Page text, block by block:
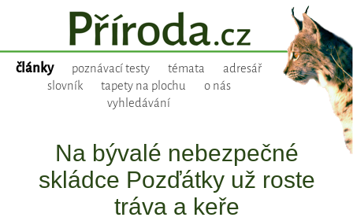
články poznávací testy témata
adresář
slovník
tapety na plochu
o nás
vyhledávání
Na bývalé nebezpečné
skládce Pozďátky už roste
tráva a keře